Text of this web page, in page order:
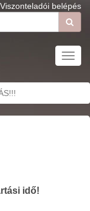
Viszonteladói belépés
idő!